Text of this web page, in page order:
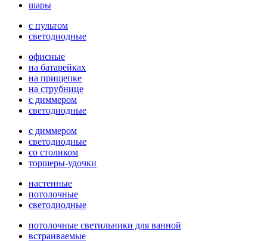
шары
с пультом
светодиодные
офисные
на батарейках
на прищепке
на струбнице
с диммером
светодиодные
с диммером
светодиодные
со столиком
торшеры-удочки
настенные
потолочные
светодиодные
потолочные светильники для ванной
встраиваемые